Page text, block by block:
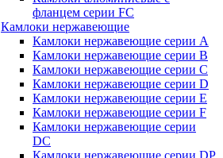
фланцем серии FC
Камлоки нержавеющие
Камлоки нержавеющие серии А
Камлоки нержавеющие серии В
Камлоки нержавеющие серии C
Камлоки нержавеющие серии D
Камлоки нержавеющие серии E
Камлоки нержавеющие серии F
Камлоки нержавеющие серии
DC
Камлоки нержавеющие серии DP